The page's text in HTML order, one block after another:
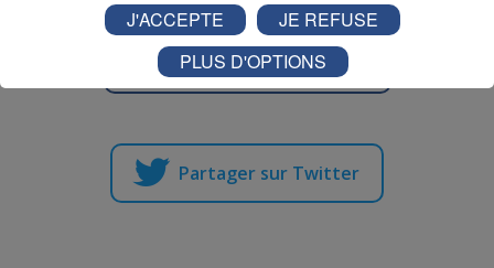
Partager sur Facebook
Partager sur Twitter
J'ACCEPTE
JE REFUSE
PLUS D'OPTIONS